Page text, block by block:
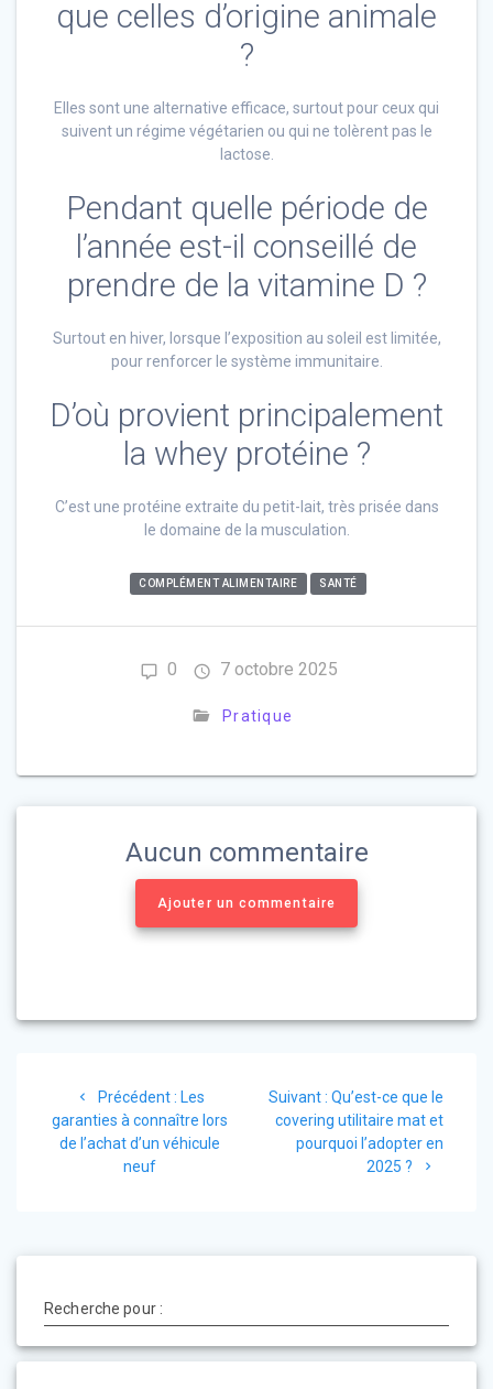
que celles d’origine animale
?
Elles sont une alternative efficace, surtout pour ceux qui
suivent un régime végétarien ou qui ne tolèrent pas le
lactose.
Pendant quelle période de
l’année est-il conseillé de
prendre de la vitamine D ?
Surtout en hiver, lorsque l’exposition au soleil est limitée,
pour renforcer le système immunitaire.
D’où provient principalement
la whey protéine ?
C’est une protéine extraite du petit-lait, très prisée dans
le domaine de la musculation.
COMPLÉMENT ALIMENTAIRE SANTÉ
0 7 octobre 2025
Pratique
Aucun commentaire
Ajouter un commentaire
Navigation
de
l’article
Précédent : Article
précédent
:
Les
garanties à connaître lors
de l’achat d’un véhicule
neuf
Suivant : Article
suivant
:
Qu’est-ce que le
covering utilitaire mat et
pourquoi l’adopter en
2025 ?
Recherche pour :